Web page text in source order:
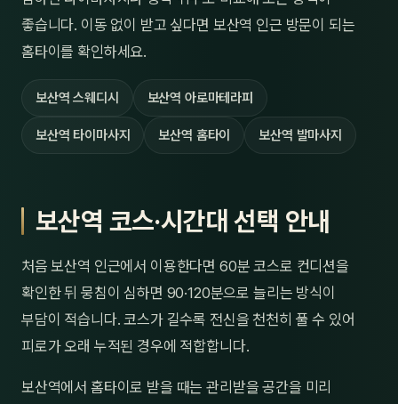
좋습니다. 이동 없이 받고 싶다면 보산역 인근 방문이 되는
홈타이를 확인하세요.
보산역 스웨디시 보산역 아로마테라피
보산역 타이마사지 보산역 홈타이 보산역 발마사지
보산역 코스·시간대 선택 안내
처음 보산역 인근에서 이용한다면 60분 코스로 컨디션을
확인한 뒤 뭉침이 심하면 90·120분으로 늘리는 방식이
부담이 적습니다. 코스가 길수록 전신을 천천히 풀 수 있어
피로가 오래 누적된 경우에 적합합니다.
보산역에서 홈타이로 받을 때는 관리받을 공간을 미리